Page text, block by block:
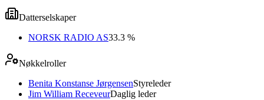
Datterselskaper
NORSK RADIO AS33.3 %
Nøkkelroller
Benita Konstanse JørgensenStyreleder
Jim William ReceveurDaglig leder